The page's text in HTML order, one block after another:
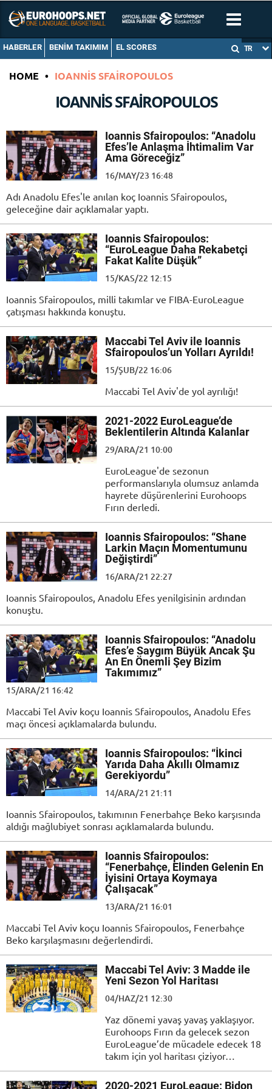
HABERLER BENIM TAKIMIM EL SCORES TR
HOME • IOANNIS SFAIROPOULOS
IOANNIS SFAIROPOULOS
Ioannis Sfairopoulos: “Anadolu
Efes’le Anlaşma İhtimalim Var
Ama Göreceğiz”
16/MAY/23 16:48
Adı Anadolu Efes'le anılan koç Ioannis Sfairopoulos,
geleceğine dair açıklamalar yaptı.
Ioannis Sfairopoulos:
“EuroLeague Daha Rekabetçi
Fakat Kalite Düşük”
15/KAS/22 12:15
Ioannis Sfairopoulos, milli takımlar ve FIBA-EuroLeague
çatışması hakkında konuştu.
Maccabi Tel Aviv ile Ioannis
Sfairopoulos’un Yolları Ayrıldı!
15/ŞUB/22 16:06
Maccabi Tel Aviv'de yol ayrılığı!
2021-2022 EuroLeague’de
Beklentilerin Altında Kalanlar
29/ARA/21 10:00
EuroLeague'de sezonun
performanslarıyla olumsuz anlamda
hayrete düşürenlerini Eurohoops
Fırın derledi.
Ioannis Sfairopoulos: “Shane
Larkin Maçın Momentumunu
Değiştirdi”
16/ARA/21 22:27
Ioannis Sfairopoulos, Anadolu Efes yenilgisinin ardından
konuştu.
Ioannis Sfairopoulos: “Anadolu
Efes’e Saygım Büyük Ancak Şu
An En Önemli Şey Bizim
Takımımız”
15/ARA/21 16:42
Maccabi Tel Aviv koçu Ioannis Sfairopoulos, Anadolu Efes
maçı öncesi açıklamalarda bulundu.
Ioannis Sfairopoulos: “İkinci
Yarıda Daha Akıllı Olmamız
Gerekiyordu”
14/ARA/21 21:11
Ioannis Sfairopoulos, takımının Fenerbahçe Beko karşısında
aldığı mağlubiyet sonrası açıklamalarda bulundu.
Ioannis Sfairopoulos:
“Fenerbahçe, Elinden Gelenin En
İyisini Ortaya Koymaya
Çalışacak”
13/ARA/21 16:01
Maccabi Tel Aviv koçu Ioannis Sfairopoulos, Fenerbahçe
Beko karşılaşmasını değerlendirdi.
Maccabi Tel Aviv: 3 Madde ile
Yeni Sezon Yol Haritası
04/HAZ/21 12:30
Yaz dönemi yavaş yavaş yaklaşıyor.
Eurohoops Fırın da gelecek sezon
EuroLeague’de mücadele edecek 18
takım için yol haritası çiziyor…
2020-2021 EuroLeague: Bidon